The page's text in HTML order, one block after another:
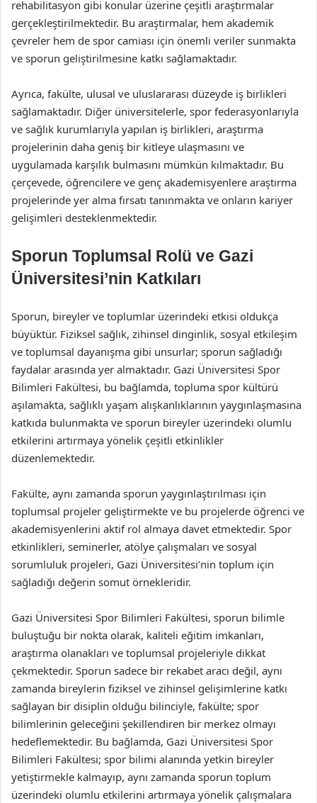
rehabilitasyon gibi konular üzerine çeşitli araştırmalar
gerçekleştirilmektedir. Bu araştırmalar, hem akademik
çevreler hem de spor camiası için önemli veriler sunmakta
ve sporun geliştirilmesine katkı sağlamaktadır.
Ayrıca, fakülte, ulusal ve uluslararası düzeyde iş birlikleri
sağlamaktadır. Diğer üniversitelerle, spor federasyonlarıyla
ve sağlık kurumlarıyla yapılan iş birlikleri, araştırma
projelerinin daha geniş bir kitleye ulaşmasını ve
uygulamada karşılık bulmasını mümkün kılmaktadır. Bu
çerçevede, öğrencilere ve genç akademisyenlere araştırma
projelerinde yer alma fırsatı tanınmakta ve onların kariyer
gelişimleri desteklenmektedir.
Sporun Toplumsal Rolü ve Gazi
Üniversitesi’nin Katkıları
Sporun, bireyler ve toplumlar üzerindeki etkisi oldukça
büyüktür. Fiziksel sağlık, zihinsel dinginlik, sosyal etkileşim
ve toplumsal dayanışma gibi unsurlar; sporun sağladığı
faydalar arasında yer almaktadır. Gazi Üniversitesi Spor
Bilimleri Fakültesi, bu bağlamda, topluma spor kültürü
aşılamakta, sağlıklı yaşam alışkanlıklarının yaygınlaşmasına
katkıda bulunmakta ve sporun bireyler üzerindeki olumlu
etkilerini artırmaya yönelik çeşitli etkinlikler
düzenlemektedir.
Fakülte, aynı zamanda sporun yaygınlaştırılması için
toplumsal projeler geliştirmekte ve bu projelerde öğrenci ve
akademisyenlerini aktif rol almaya davet etmektedir. Spor
etkinlikleri, seminerler, atölye çalışmaları ve sosyal
sorumluluk projeleri, Gazi Üniversitesi’nin toplum için
sağladığı değerin somut örnekleridir.
Gazi Üniversitesi Spor Bilimleri Fakültesi, sporun bilimle
buluştuğu bir nokta olarak, kaliteli eğitim imkanları,
araştırma olanakları ve toplumsal projeleriyle dikkat
çekmektedir. Sporun sadece bir rekabet aracı değil, aynı
zamanda bireylerin fiziksel ve zihinsel gelişimlerine katkı
sağlayan bir disiplin olduğu bilinciyle, fakülte; spor
bilimlerinin geleceğini şekillendiren bir merkez olmayı
hedeflemektedir. Bu bağlamda, Gazi Üniversitesi Spor
Bilimleri Fakültesi; spor bilimi alanında yetkin bireyler
yetiştirmekle kalmayıp, aynı zamanda sporun toplum
üzerindeki olumlu etkilerini artırmaya yönelik çalışmalara